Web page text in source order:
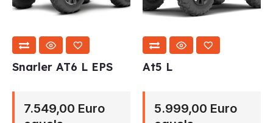
Snarler AT6 L EPS
7.549,00 Euro
At5 L
5.999,00 Euro